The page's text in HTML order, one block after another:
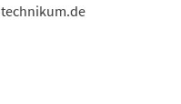
technikum.de